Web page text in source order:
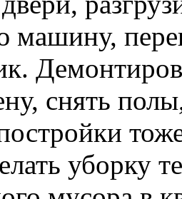
машину,
снять
уборку